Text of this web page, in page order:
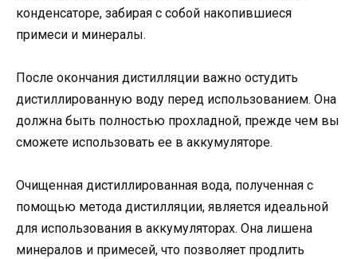
конденсаторе, забирая с собой накопившиеся
примеси и минералы.
После окончания дистилляции важно остудить
дистиллированную воду перед использованием. Она
должна быть полностью прохладной, прежде чем вы
сможете использовать ее в аккумуляторе.
Очищенная дистиллированная вода, полученная с
помощью метода дистилляции, является идеальной
для использования в аккумуляторах. Она лишена
минералов и примесей, что позволяет продлить